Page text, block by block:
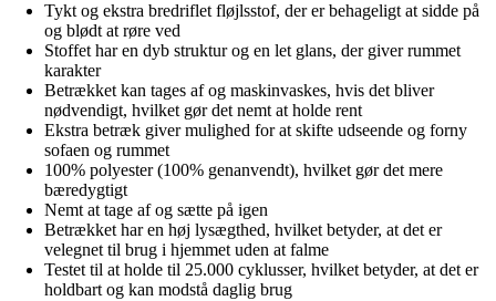
Tykt og ekstra bredriflet fløjlsstof, der er behageligt at sidde på
og blødt at røre ved
Stoffet har en dyb struktur og en let glans, der giver rummet
karakter
Betrækket kan tages af og maskinvaskes, hvis det bliver
nødvendigt, hvilket gør det nemt at holde rent
Ekstra betræk giver mulighed for at skifte udseende og forny
sofaen og rummet
100% polyester (100% genanvendt), hvilket gør det mere
bæredygtigt
Nemt at tage af og sætte på igen
Betrækket har en høj lysægthed, hvilket betyder, at det er
velegnet til brug i hjemmet uden at falme
Testet til at holde til 25.000 cyklusser, hvilket betyder, at det er
holdbart og kan modstå daglig brug